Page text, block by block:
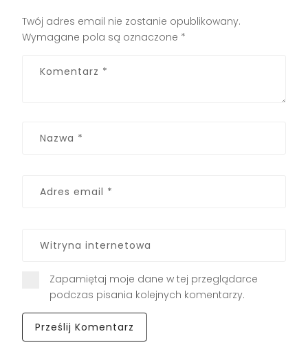
Twój adres email nie zostanie opublikowany.
Wymagane pola są oznaczone *
Zapamiętaj moje dane w tej przeglądarce
podczas pisania kolejnych komentarzy.